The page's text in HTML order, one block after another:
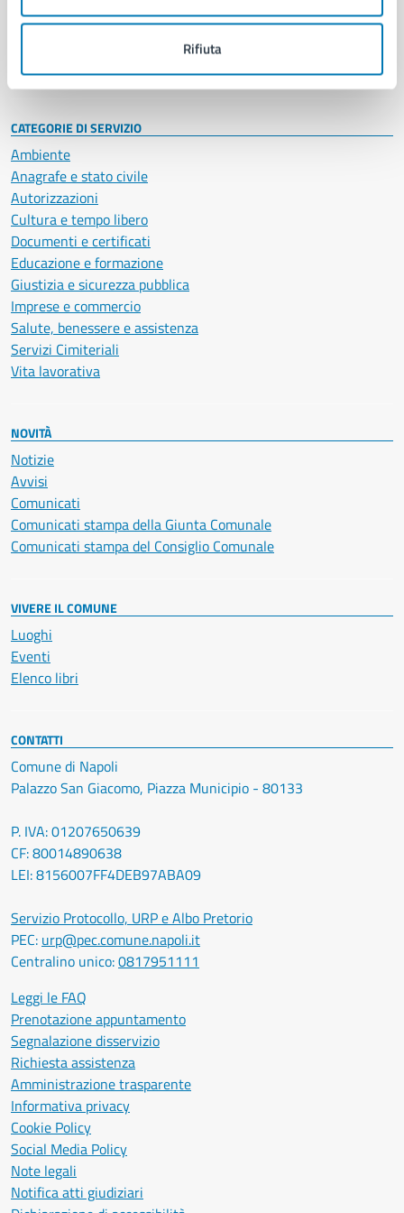
Rifiuta
Personale amministrativo
CATEGORIE DI SERVIZIO
Ambiente
Anagrafe e stato civile
Autorizzazioni
Cultura e tempo libero
Documenti e certificati
Educazione e formazione
Giustizia e sicurezza pubblica
Imprese e commercio
Salute, benessere e assistenza
Servizi Cimiteriali
Vita lavorativa
NOVITÀ
Notizie
Avvisi
Comunicati
Comunicati stampa della Giunta Comunale
Comunicati stampa del Consiglio Comunale
VIVERE IL COMUNE
Luoghi
Eventi
Elenco libri
CONTATTI
Comune di Napoli
Palazzo San Giacomo, Piazza Municipio - 80133
P. IVA: 01207650639
CF: 80014890638
LEI: 8156007FF4DEB97ABA09
Servizio Protocollo, URP e Albo Pretorio
PEC: urp@pec.comune.napoli.it
Centralino unico:0817951111
Leggi le FAQ
Prenotazione appuntamento
Segnalazione disservizio
Richiesta assistenza
Amministrazione trasparente
Informativa privacy
Cookie Policy
Social Media Policy
Note legali
Notifica atti giudiziari